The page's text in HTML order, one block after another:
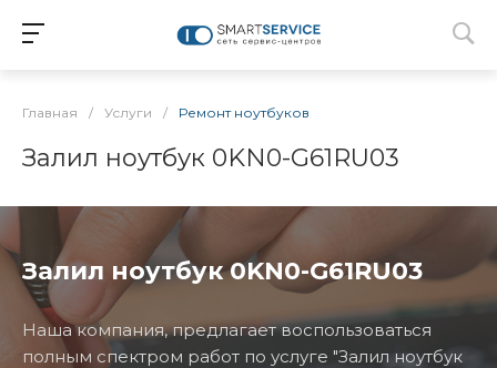
Главная / Услуги / Ремонт ноутбуков
Залил ноутбук 0KN0-G61RU03
Залил ноутбук 0KN0-G61RU03
Наша компания, предлагает воспользоваться
полным спектром работ по услуге "Залил ноутбук